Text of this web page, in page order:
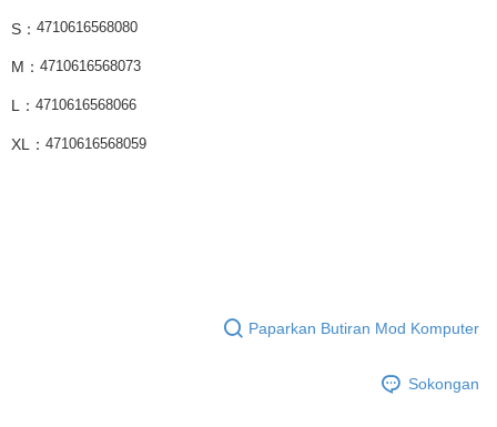
S： 4710616568080
M： 4710616568073
L： 4710616568066
XL： 4710616568059
Paparkan Butiran Mod Komputer
Sokongan